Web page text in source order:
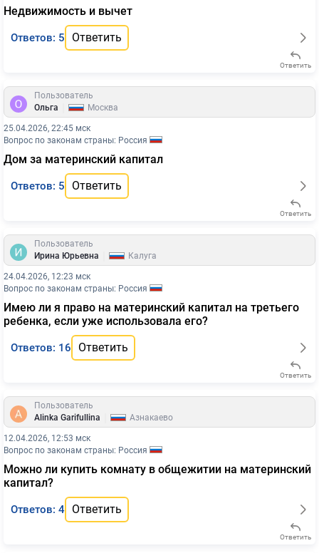
Недвижимость и вычет
Ответов: 5 Ответить
Ответить
Пользователь
Ольга
Москва
25.04.2026, 22:45 мск
Вопрос по законам страны: Россия
Дом за материнский капитал
Ответов: 5 Ответить
Ответить
Пользователь
Ирина Юрьевна
Калуга
24.04.2026, 12:23 мск
Вопрос по законам страны: Россия
Имею ли я право на материнский капитал на третьего
ребенка, если уже использовала его?
Ответов: 16 Ответить
Ответить
Пользователь
Alinka Garifullina
Азнакаево
12.04.2026, 12:53 мск
Вопрос по законам страны: Россия
Можно ли купить комнату в общежитии на материнский
капитал?
Ответов: 4 Ответить
Ответить